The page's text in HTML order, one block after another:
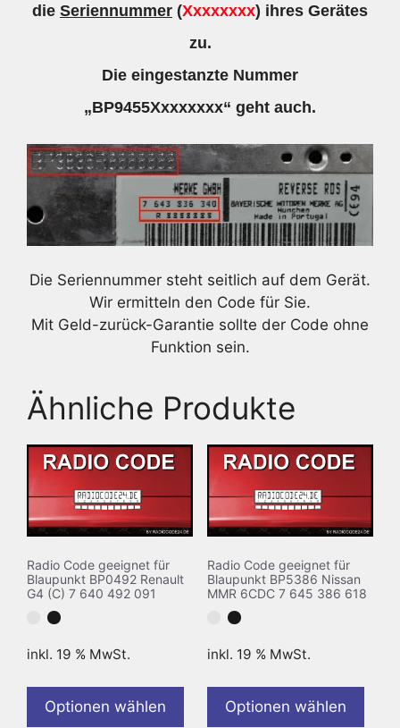
die Seriennummer (Xxxxxxxx) ihres Gerätes
zu.
Die eingestanzte Nummer
„BP9455Xxxxxxxx“ geht auch.
Die Seriennummer steht seitlich auf dem Gerät.
Wir ermitteln den Code für Sie.
Mit Geld-zurück-Garantie sollte der Code ohne
Funktion sein.
Ähnliche Produkte
Radio Code geeignet für
Blaupunkt BP0492 Renault
G4 (C) 7 640 492 091
inkl. 19 % MwSt.
Optionen wählen
Radio Code geeignet für
Blaupunkt BP5386 Nissan
MMR 6CDC 7 645 386 618
inkl. 19 % MwSt.
Optionen wählen